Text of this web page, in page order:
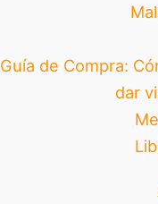
Guía de Compra:
dar